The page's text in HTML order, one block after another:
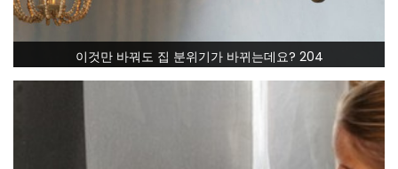
이것만 바꿔도 집 분위기가 바뀌는데요? 204